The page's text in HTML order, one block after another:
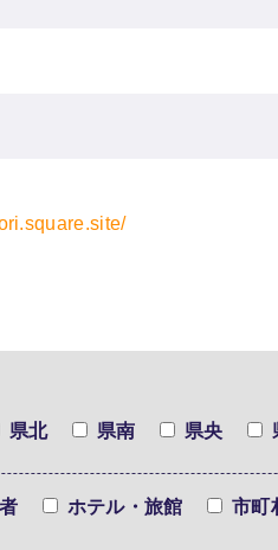
県北 県南 県央
ホテル・旅館
市町